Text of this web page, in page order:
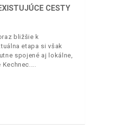
CESTY
bližšie k
etapa si však
spojené aj lokálne,